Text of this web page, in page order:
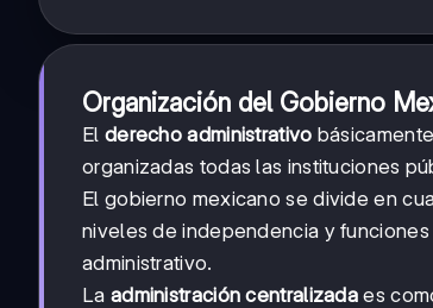
Organización del Gobierno
El derecho administrativo
organizadas todas las instituciones
El gobierno mexicano se divide en
niveles de independencia y
administrativo.
La administración centralizada es